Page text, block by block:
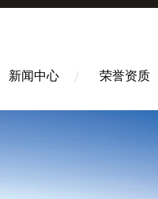
新闻中心 荣誉资质